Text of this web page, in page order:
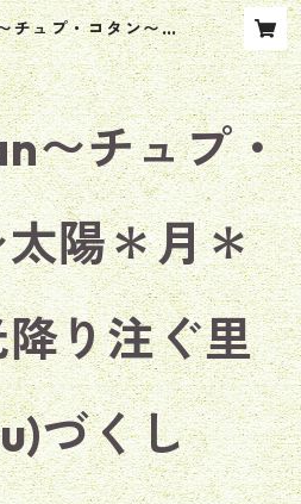
ュプ・コタン〜太
降り注ぐ里 幸(ko
づくし
〜チュプ・
陽＊月＊
り注ぐ里
づくし